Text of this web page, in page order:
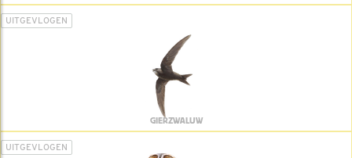
UITGEVLOGEN
GIERZWALUW
UITGEVLOGEN